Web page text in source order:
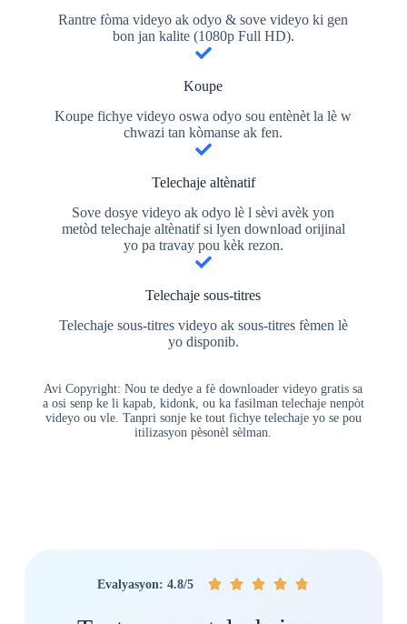
Rantre fòma videyo ak odyo & sove videyo ki gen
bon jan kalite (1080p Full HD).
Koupe
Koupe fichye videyo oswa odyo sou entènèt la lè w
chwazi tan kòmanse ak fen.
Telechaje altènatif
Sove dosye videyo ak odyo lè l sèvi avèk yon
metòd telechaje altènatif si lyen download orijinal
yo pa travay pou kèk rezon.
Telechaje sous-titres
Telechaje sous-titres videyo ak sous-titres fèmen lè
yo disponib.
Avi Copyright: Nou te dedye a fè downloader videyo gratis sa
a osi senp ke li kapab, kidonk, ou ka fasilman telechaje nenpòt
videyo ou vle. Tanpri sonje ke tout fichye telechaje yo se pou
itilizasyon pèsonèl sèlman.
Evalyasyon: 4.8/5     